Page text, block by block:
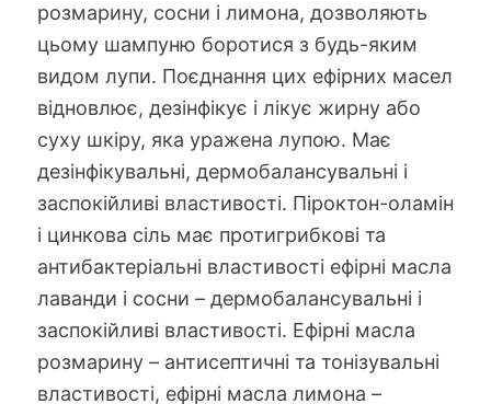
розмарину, сосни і лимона, дозволяють
цьому шампуню боротися з будь-яким
видом лупи. Поєднання цих ефірних масел
відновлює, дезінфікує і лікує жирну або
суху шкіру, яка уражена лупою. Має
дезінфікувальні, дермобалансувальні і
заспокійливі властивості. Піроктон-оламін
і цинкова сіль має протигрибкові та
антибактеріальні властивості ефірні масла
лаванди і сосни – дермобалансувальні і
заспокійливі властивості. Ефірні масла
розмарину – антисептичні та тонізувальні
властивості, ефірні масла лимона –